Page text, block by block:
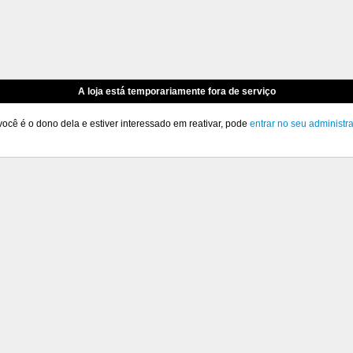
A loja está temporariamente fora de serviço
é o dono dela e estiver interessado em reativar, pode entrar no seu